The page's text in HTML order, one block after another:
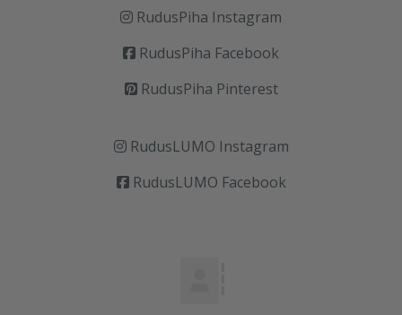
RudusPiha Instagram
RudusPiha Facebook
RudusPiha Pinterest
RudusLUMO Instagram
RudusLUMO Facebook